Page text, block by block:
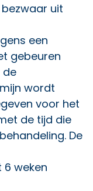
uit
een
gebeuren
de
wordt
voor het
de tijd die
De
weken